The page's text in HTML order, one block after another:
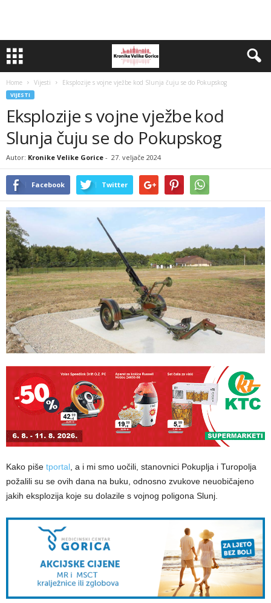
Home Vijesti Eksplozije s vojne vježbe kod Slunja čuju se do Pokupskog
VIJESTI
Eksplozije s vojne vježbe kod
Slunja čuju se do Pokupskog
Autor: Kronike Velike Gorice - 27. veljače 2024
Facebook Twitter
Kako piše tportal, a i mi smo uočili, stanovnici Pokuplja i Turopolja
požalili su se ovih dana na buku, odnosno zvukove neuobičajeno
jakih eksplozija koje su dolazile s vojnog poligona Slunj.